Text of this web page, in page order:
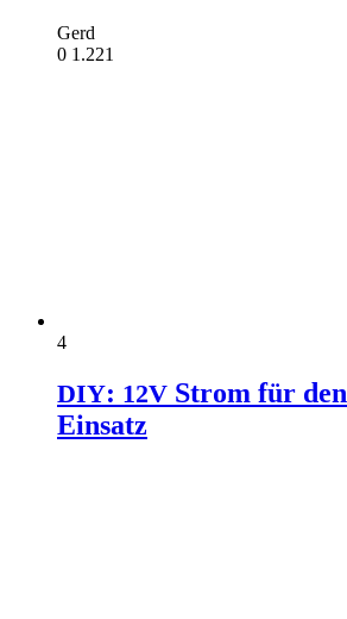
Gerd
0 1.221
4
DIY: 12V Strom für den
Einsatz